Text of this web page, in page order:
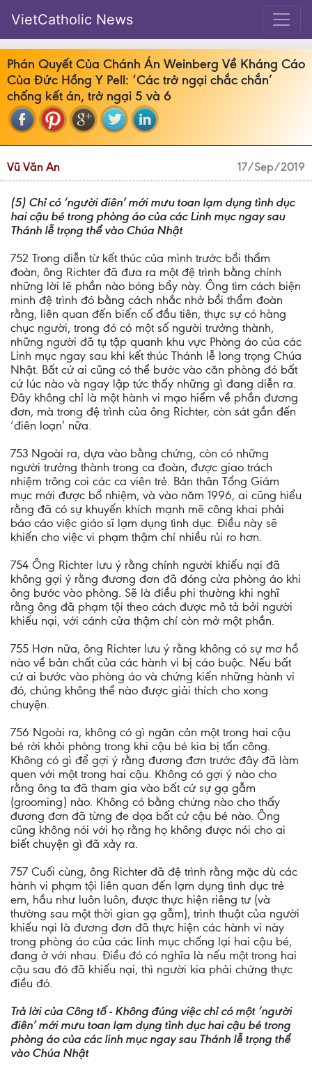
VietCatholic News
Phán Quyết Của Chánh Án Weinberg Về Kháng Cáo
Của Đức Hồng Y Pell: ‘Các trở ngại chắc chắn’
chống kết án, trở ngại 5 và 6
Vũ Văn An 17/Sep/2019
(5) Chỉ có ‘người điên’ mới mưu toan lạm dụng tình dục
hai cậu bé trong phòng áo của các Linh mục ngay sau
Thánh lễ trọng thể vào Chúa Nhật
752 Trong diễn từ kết thúc của mình trước bồi thẩm
đoàn, ông Richter đã đưa ra một đệ trình bằng chính
những lời lẽ phần nào bóng bẩy này. Ông tìm cách biện
minh đệ trình đó bằng cách nhắc nhở bồi thẩm đoàn
rằng, liên quan đến biến cố đầu tiên, thực sự có hàng
chục người, trong đó có một số người trưởng thành,
những người đã tụ tập quanh khu vực Phòng áo của các
Linh mục ngay sau khi kết thúc Thánh lễ long trọng Chúa
Nhật. Bất cứ ai cũng có thể bước vào căn phòng đó bất
cứ lúc nào và ngay lập tức thấy những gì đang diễn ra.
Đây không chỉ là một hành vi mạo hiểm về phần đương
đơn, mà trong đệ trình của ông Richter, còn sát gần đến
‘điên loạn’ nữa.
753 Ngoài ra, dựa vào bằng chứng, còn có những
người trưởng thành trong ca đoàn, được giao trách
nhiệm trông coi các ca viên trẻ. Bản thân Tổng Giám
mục mới được bổ nhiệm, và vào năm 1996, ai cũng hiểu
rằng đã có sự khuyến khích mạnh mẽ công khai phải
báo cáo việc giáo sĩ lạm dụng tình dục. Điều này sẽ
khiến cho việc vi phạm thậm chí nhiều rủi ro hơn.
754 Ông Richter lưu ý rằng chính người khiếu nại đã
không gợi ý rằng đương đơn đã đóng cửa phòng áo khi
ông bước vào phòng. Sẽ là điều phi thường khi nghĩ
rằng ông đã phạm tội theo cách được mô tả bởi người
khiếu nại, với cánh cửa thậm chí còn mở một phần.
755 Hơn nữa, ông Richter lưu ý rằng không có sự mơ hồ
nào về bản chất của các hành vi bị cáo buộc. Nếu bất
cứ ai bước vào phòng áo và chứng kiến những hành vi
đó, chúng không thể nào được giải thích cho xong
chuyện.
756 Ngoài ra, không có gì ngăn cản một trong hai cậu
bé rời khỏi phòng trong khi cậu bé kia bị tấn công.
Không có gì để gợi ý rằng đương đơn trước đây đã làm
quen với một trong hai cậu. Không có gợi ý nào cho
rằng ông ta đã tham gia vào bất cứ sự gạ gẫm
(grooming) nào. Không có bằng chứng nào cho thấy
đương đơn đã từng đe dọa bất cứ cậu bé nào. Ông
cũng không nói với họ rằng họ không được nói cho ai
biết chuyện gì đã xảy ra.
757 Cuối cùng, ông Richter đã đệ trình rằng mặc dù các
hành vi phạm tội liên quan đến lạm dụng tình dục trẻ
em, hầu như luôn luôn, được thực hiện riêng tư (và
thường sau một thời gian gạ gẫm), trình thuật của người
khiếu nại là đương đơn đã thực hiện các hành vi này
trong phòng áo của các linh mục chống lại hai cậu bé,
đang ở với nhau. Điều đó có nghĩa là nếu một trong hai
cậu sau đó đã khiếu nại, thì người kia phải chứng thực
điều đó.
Trả lời của Công tố - Không đúng việc chỉ có một ‘người
điên’ mới mưu toan lạm dụng tình dục hai cậu bé trong
phòng áo của các linh mục ngay sau Thánh lễ trọng thể
vào Chúa Nhật